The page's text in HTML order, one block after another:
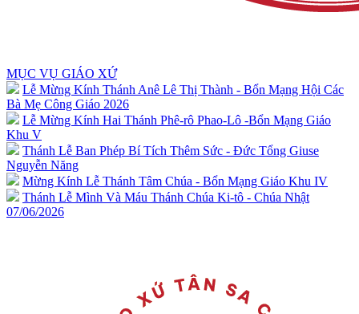
MỤC VỤ GIÁO XỨ
Lễ Mừng Kính Thánh Anê Lê Thị Thành - Bổn Mạng Hội Các
Bà Mẹ Công Giáo 2026
Lễ Mừng Kính Hai Thánh Phê-rô Phao-Lô -Bổn Mạng Giáo
Khu V
Thánh Lễ Ban Phép Bí Tích Thêm Sức - Đức Tổng Giuse
Nguyễn Năng
Mừng Kính Lễ Thánh Tâm Chúa - Bổn Mạng Giáo Khu IV
Thánh Lễ Mình Và Máu Thánh Chúa Ki-tô - Chúa Nhật
07/06/2026